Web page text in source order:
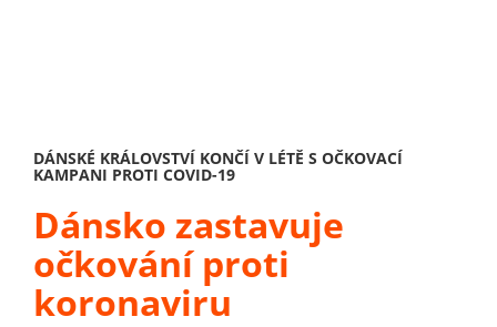
DÁNSKÉ KRÁLOVSTVÍ KONČÍ V LÉTĚ S OČKOVACÍ
KAMPANI PROTI COVID-19
Dánsko zastavuje
očkování proti
koronaviru